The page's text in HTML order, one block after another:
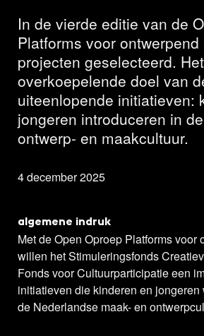
In de vierde editie van de
Platforms voor
projecten geselecteerd. Het
overkoepelende doel van
uiteenlopende initiatieven:
jongeren introduceren in
ontwerp- en maakcultuur.
4 december 2025
algemene indruk
Met de Open Oproep Platforms voor
willen het Stimuleringsfonds
Fonds voor Cultuurparticipatie een
initiatieven die kinderen en
de Nederlandse maak- en